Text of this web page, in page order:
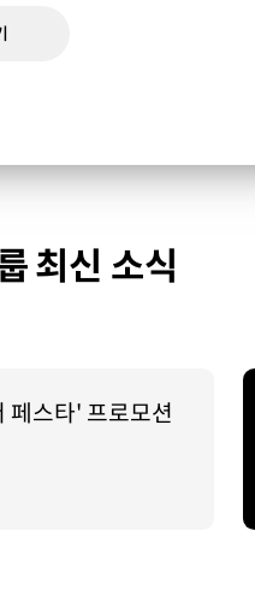
최신 소식
페스타' 프로모션